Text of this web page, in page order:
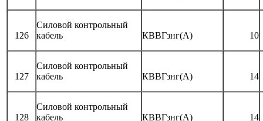
126
Силовой контрольный
кабель
КВВГзнг(А) 10
127
Силовой контрольный
кабель
КВВГзнг(А) 14
128
Силовой контрольный
кабель
КВВГзнг(А) 14